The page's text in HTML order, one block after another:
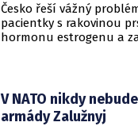
Česko řeší vážný
pacientky s rakovinou
hormonu estrogenu a
V NATO nikdy
armády Zalužnyj